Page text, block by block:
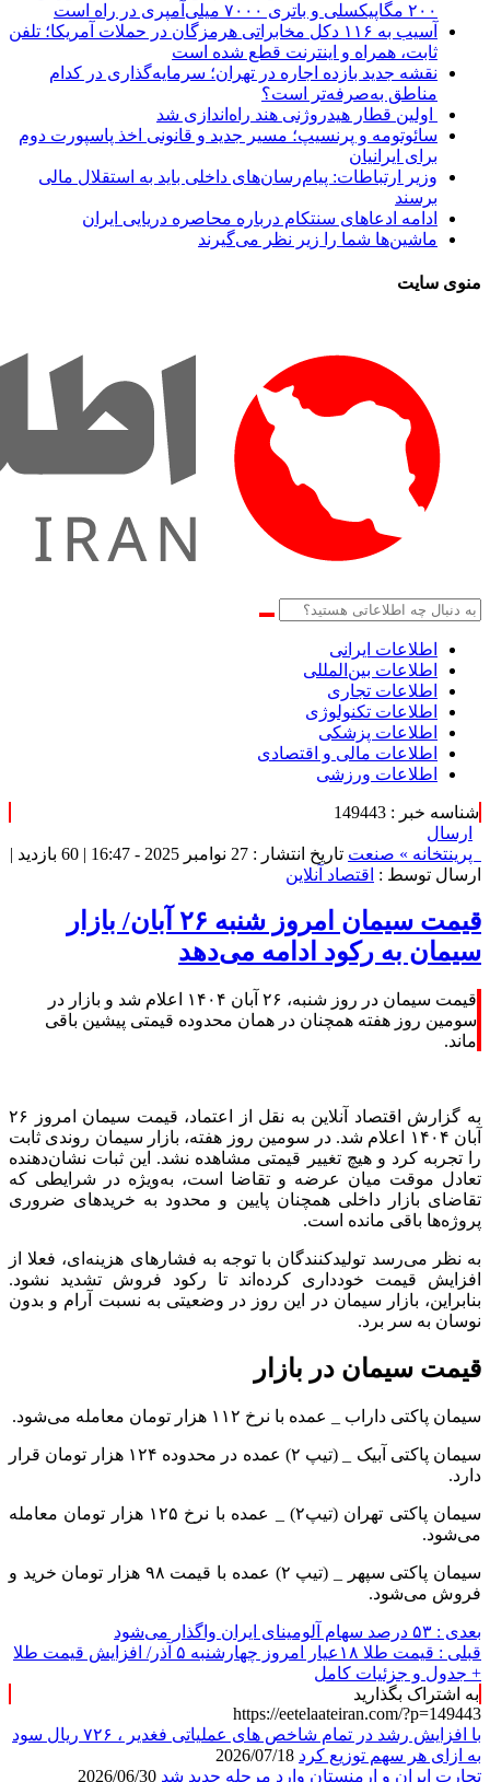
۲۰۰ مگاپیکسلی و باتری ۷۰۰۰ میلی‌آمپری در راه است
آسیب به ۱۱۶ دکل مخابراتی هرمزگان در حملات آمریکا؛ تلفن
ثابت، همراه و اینترنت ‌قطع شده است
نقشه جدید بازده اجاره در تهران؛ سرمایه‌گذاری در کدام
مناطق به‌صرفه‌تر است؟
اولین قطار هیدروژنی هند راه‌اندازی شد
سائوتومه و پرنسیپ؛ مسیر جدید و قانونی اخذ پاسپورت دوم
برای ایرانیان
وزیر ارتباطات: پیام‌رسان‌های داخلی باید به استقلال مالی
برسند
ادامه ادعاهای سنتکام درباره محاصره دریایی ایران
ماشین‌ها شما را زیر نظر می‌گیرند
منوی سایت
اطلاعات‌ ‎ایرانی
اطلاعات بین‌المللی
اطلاعات تجاری
اطلاعات تکنولوژی
اطلاعات پزشکی
اطلاعات مالی و اقتصادی
اطلاعات ورزشی
شناسه خبر : 149443
ارسال
پرینتخانه » صنعت تاریخ انتشار : 27 نوامبر 2025 - 16:47 | 60 بازدید
|
ارسال توسط : اقتصاد آنلاین
قیمت سیمان امروز شنبه ۲۶ آبان/ بازار
سیمان به رکود ادامه می‌دهد
قیمت سیمان در روز شنبه، ۲۶ آبان ۱۴۰۴ اعلام شد و بازار در
سومین روز هفته همچنان در همان محدوده قیمتی پیشین باقی
ماند.
به گزارش اقتصاد آنلاین به نقل از اعتماد، قیمت سیمان امروز ۲۶
آبان ۱۴۰۴ اعلام شد. در سومین روز هفته، بازار سیمان روندی ثابت
را تجربه کرد و هیچ تغییر قیمتی مشاهده نشد. این ثبات نشان‌دهنده
تعادل موقت میان عرضه و تقاضا است، به‌ویژه در شرایطی که
تقاضای بازار داخلی همچنان پایین و محدود به خرید‌های ضروری
پروژه‌ها باقی مانده است.
به نظر می‌رسد تولیدکنندگان با توجه به فشار‌های هزینه‌ای، فعلا از
افزایش قیمت خودداری کرده‌اند تا رکود فروش تشدید نشود.
بنابراین، بازار سیمان در این روز در وضعیتی به نسبت آرام و بدون
نوسان به سر برد.
قیمت سیمان در بازار
سیمان پاکتی داراب _ عمده با نرخ ۱۱۲ هزار تومان معامله می‌شود.
سیمان پاکتی آبیک _ (تیپ ۲) عمده در محدوده ۱۲۴ هزار تومان قرار
دارد.
سیمان پاکتی تهران (تیپ۲) _ عمده با نرخ ۱۲۵ هزار تومان معامله
می‌شود.
سیمان پاکتی سپهر _ (تیپ ۲) عمده با قیمت ۹۸ هزار تومان خرید و
فروش می‌شود.
بعدی :
قبلی :
قیمت طلا ۱۸عیار امروز چهارشنبه ۵ آذر/ افزایش قیمت طلا
+ جدول و جزئیات کامل
به اشتراک بگذارید
https://eetelaateiran.com/?p=149443
با افزایش رشد در تمام شاخص های عملیاتی ‌فغدیر ، ۷۲۶ ریال سود
به ازای هر سهم توزیع کرد
تجارت ایران و ارمنستان وارد مرحله جدید شد